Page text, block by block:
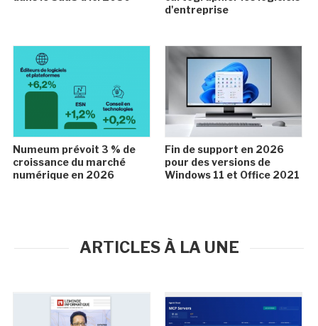
d'entreprise
Numeum prévoit 3 % de
croissance du marché
numérique en 2026
Fin de support en 2026
pour des versions de
Windows 11 et Office 2021
ARTICLES À LA UNE